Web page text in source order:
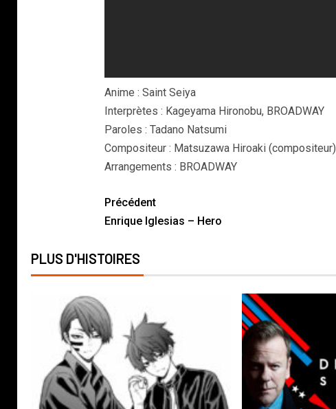
Anime : Saint Seiya
Interprètes : Kageyama Hironobu, BROADWAY
Paroles : Tadano Natsumi
Compositeur : Matsuzawa Hiroaki (compositeur)
Arrangements : BROADWAY
Précédent
Enrique Iglesias – Hero
PLUS D'HISTOIRES